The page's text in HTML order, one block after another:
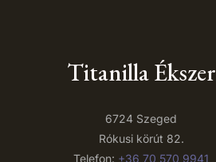
Titanilla Ékszer
6724 Szeged
Rókusi körút 82.
Telefon: +36 70 570 9941